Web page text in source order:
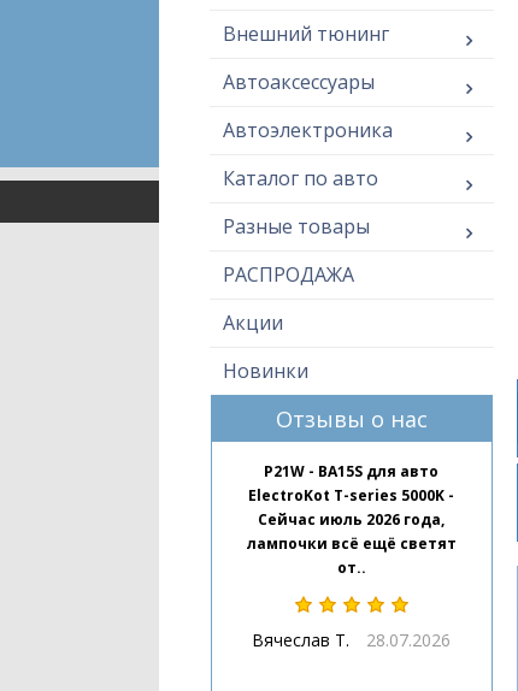
Внешний тюнинг
Автоаксессуары
Автоэлектроника
Каталог по авто
Разные товары
РАСПРОДАЖА
Акции
Новинки
Отзывы о нас
P21W - BA15S для авто
ElectroKot T-series 5000K -
Сейчас июль 2026 года,
лампочки всё ещё светят
от..
Вячеслав Т. 28.07.2026